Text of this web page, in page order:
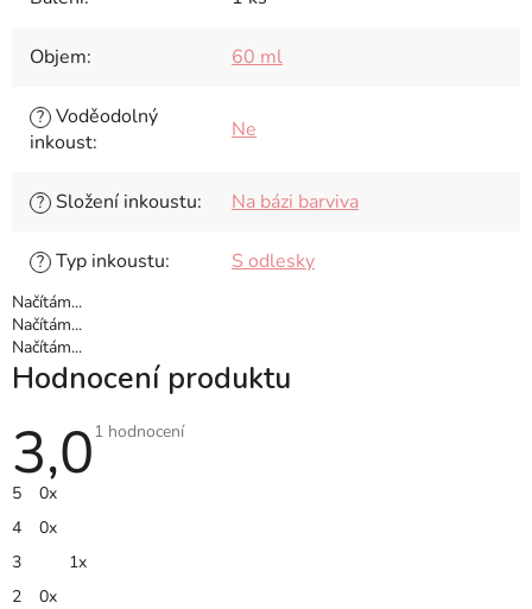
Objem: 60 ml
? Voděodolný
inkoust: Ne
? Složení inkoustu: Na bázi barviva
? Typ inkoustu: S odlesky
Načítám...
Načítám...
Načítám...
Hodnocení produktu
3,0 Průměrné
1 hodnocení
5
0x
4
0x
3
1x
2
0x